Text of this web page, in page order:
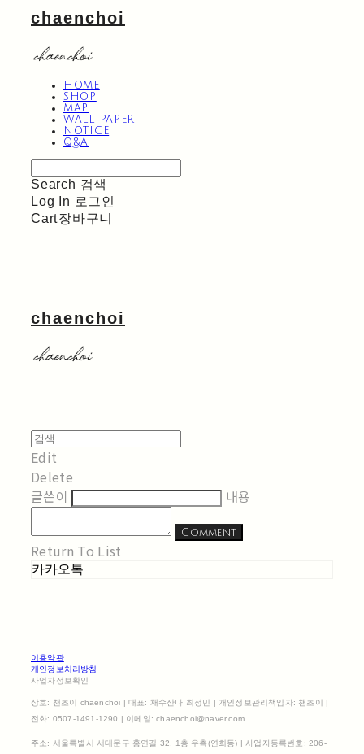
chaenchoi
HOME
SHOP
MAP
WALL PAPER
NOTICE
Q&A
Search 검색
Log In 로그인
Cart장바구니
chaenchoi
Edit
Delete
글쓴이
내용
Comment
Return To List
카카오톡
이용약관
개인정보처리방침
사업자정보확인
상호: 챈초이 chaenchoi | 대표: 채수산나 최정민 | 개인정보관리책임자: 챈초이 |
전화: 0507-1491-1290 | 이메일: chaenchoi@naver.com
주소: 서울특별시 서대문구 홍연길 32, 1층 우측(연희동) | 사업자등록번호: 206-